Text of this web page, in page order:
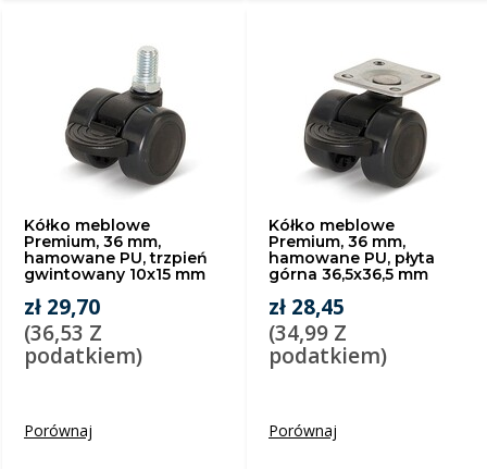
Kółko meblowe
Premium, 36 mm,
hamowane PU, trzpień
gwintowany 10x15 mm
zł 29,70
(36,53 Z
podatkiem)
Porównaj
Kółko meblowe
Premium, 36 mm,
hamowane PU, płyta
górna 36,5x36,5 mm
zł 28,45
(34,99 Z
podatkiem)
Porównaj